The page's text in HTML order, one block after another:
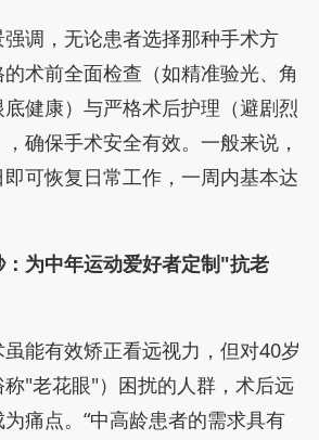
调，无论患者选择那种手术方
术前全面检查（如精准验光、角
健康）与严格术后护理（避剧烈
确保手术安全有效。一般来说，
可恢复日常工作，一周内基本达
为中年运动爱好者定制"抗老
能有效矫正看远视力，但对40岁
"老花眼"）困扰的人群，术后远
痛点。“中高龄患者的需求具有